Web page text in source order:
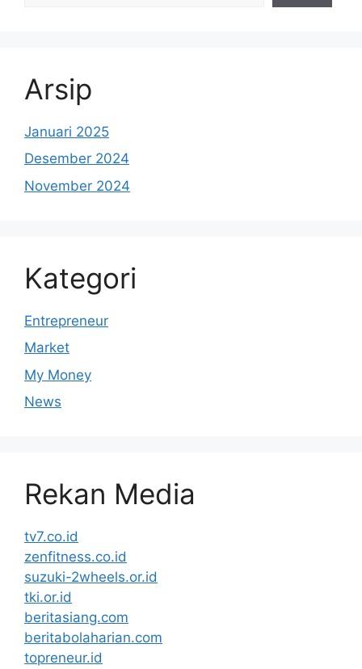
Arsip
Januari 2025
Desember 2024
November 2024
Kategori
Entrepreneur
Market
My Money
News
Rekan Media
tv7.co.id
zenfitness.co.id
suzuki-2wheels.or.id
tki.or.id
beritasiang.com
beritabolaharian.com
topreneur.id